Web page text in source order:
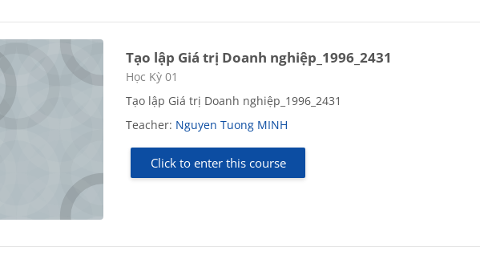
Tạo lập Giá trị Doanh nghiệp_1996_2431
Course category
Học Kỳ 01
Tạo lập Giá trị Doanh nghiệp_1996_2431
Teacher: Nguyen Tuong MINH
Click to enter this course